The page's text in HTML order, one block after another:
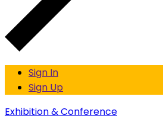
Sign In
Sign Up
Exhibition & Conference